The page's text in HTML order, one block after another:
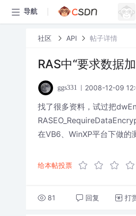
导航
社区 API 帖子详情
RAS中“要求数据
ggs331 2008-12-09
找了很多资料，试过把
在VB6、WinXP平台下做的
给本帖投票
81 回复 打